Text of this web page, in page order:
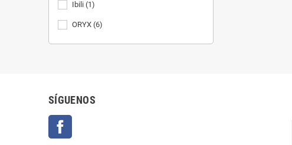
Ibili (1)
ORYX (6)
SÍGUENOS